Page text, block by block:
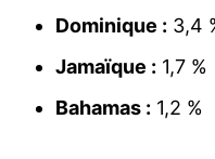
Dominique : 3,4
Jamaïque : 1,7 %
Bahamas : 1,2 %